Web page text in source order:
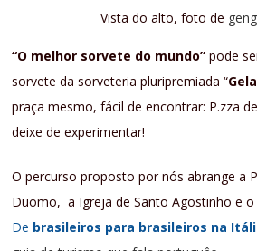
Vista do alto, foto de
“O melhor sorvete do mundo” pode
sorvete da sorveteria pluripremiada “
praça mesmo, fácil de encontrar: P.zza
deixe de experimentar!
O percurso proposto por nós abrange a
Duomo, a Igreja de Santo Agostinho e
De brasileiros para brasileiros na